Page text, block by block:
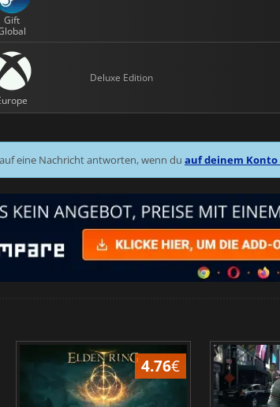
Gift
Deluxe Edition
eine Nachricht antworten, wenn du auf deinem
4.76€